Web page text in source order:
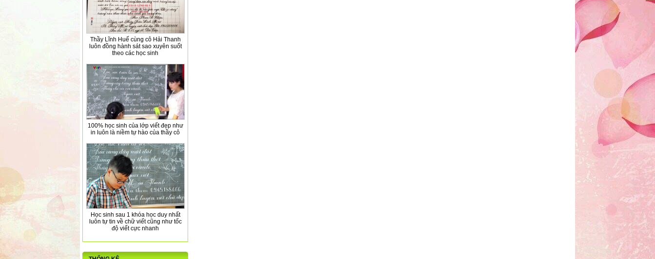
Thầy Lĩnh Huế cùng cô Hải Thanh
luôn đồng hành sát sao xuyên suốt
theo các học sinh
100% học sinh của lớp viết đẹp như
in luôn là niềm tự hào của thầy cô
Học sinh sau 1 khóa học duy nhất
luôn tự tin về chữ viết cũng như tốc
độ viết cực nhanh